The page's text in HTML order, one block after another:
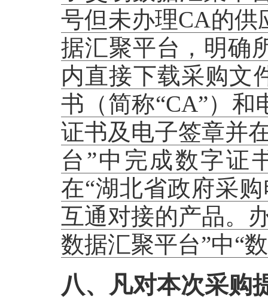
号但未办理CA的供
据汇聚平台，明确
内直接下载采购文
书（简称“CA”）
证书及电子签章并
台”中完成数字证
在“湖北省政府采
互通对接的产品。
数据汇聚平台”中“
八、凡对本次采购